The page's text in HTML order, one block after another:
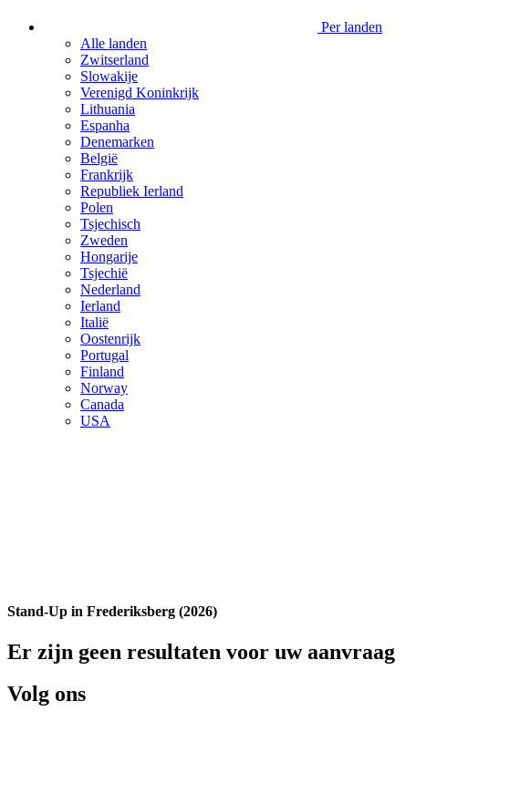
Per landen
Alle landen
Zwitserland
Slowakije
Verenigd Koninkrijk
Lithuania
Espanha
Denemarken
België
Frankrijk
Republiek Ierland
Polen
Tsjechisch
Zweden
Hongarije
Tsjechië
Nederland
Ierland
Italië
Oostenrijk
Portugal
Finland
Norway
Canada
USA
Stand-Up in Frederiksberg (2026)
Er zijn geen resultaten voor uw aanvraag
Volg ons